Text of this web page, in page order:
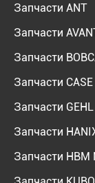
Запчасти ANT
Запчасти
Запчасти
Запчасти CASE
Запчасти GEHL
Запчасти
Запчасти HBM